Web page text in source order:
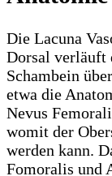
Die Lacuna
Dorsal verläuft
Schambein
etwa die
Nevus
womit der
werden kann.
Fomoralis und